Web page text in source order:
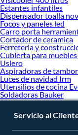
Estantes infantiles
Dispensador toalla
Focos y paneles led
Carro porta
Cortador de ceramica
Ferreteria y
Cubierta para
Uslero
Aspiradoras de
Luces de navidad Irm
Utensilios de cocina
Soldadoras Bauker
Servicio al